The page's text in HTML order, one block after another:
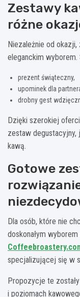
Zestawy
różne
Niezależnie od
eleganckim
prezent świąteczny,
upominek dla
drobny gest
Dzięki szerokiej
zestaw
kawą.
Gotowe
Dla osób, które nie
doskonałym
specjalizującej się w
Propozycje te
i poziomach